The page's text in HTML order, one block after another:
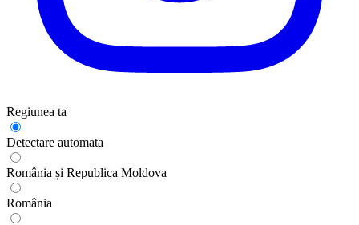
Regiunea ta
Detectare automata
România și Republica Moldova
România